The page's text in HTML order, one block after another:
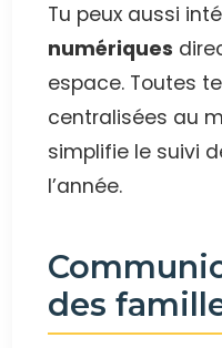
Tu peux aussi
numériques
espace. Toutes
centralisées au
simplifie le suivi
l’année.
des